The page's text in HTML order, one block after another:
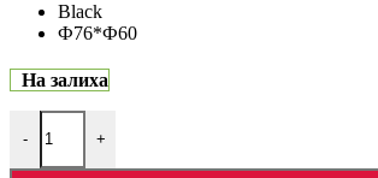
Black
Ф76*Ф60
На залиха
- +